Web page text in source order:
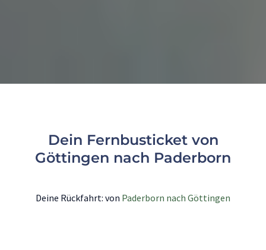
Dein Fernbusticket von
Göttingen nach Paderborn
Deine Rückfahrt: von Paderborn nach Göttingen